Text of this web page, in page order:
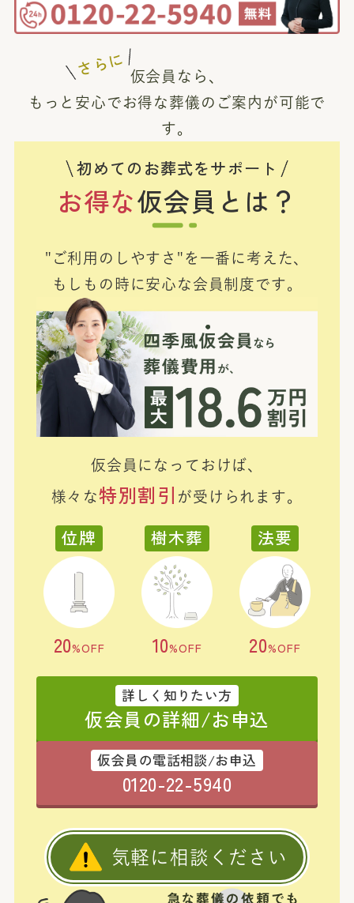
さらに 仮会員なら、
もっと安心でお得な葬儀のご案内が可能で
す。
初めてのお葬式をサポート
お得な仮会員とは？
"ご利用のしやすさ"を一番に考えた、
もしもの時に安心な会員制度です。
仮会員になっておけば、
様々な特別割引 が受けられます。
位牌
20%OFF
樹木葬
10%OFF
法要
20%OFF
詳しく知りたい方
仮会員の詳細/お申込
仮会員の電話相談/お申込
0120-22-5940
気軽に相談ください